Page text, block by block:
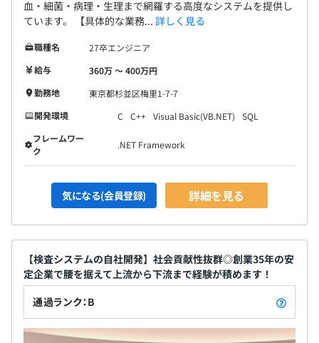
血・細菌・病理・生理まで網羅する高度なシステムを提供し
ています。 【具体的な業務... 詳しく見る
職種名
27卒エンジニア
給与
360万 〜 400万円
勤務地
東京都杉並区梅里1-7-7
開発環境
C C++ Visual Basic(VB.NET)
SQL
フレームワー
ク
.NET Framework
気になる(会員登録) 詳細を見る
【検査システムの自社開発】社会貢献性抜群◎創業35年の安
定企業で腰を据えて上流から下流まで経験が積めます！
通過ランク：B